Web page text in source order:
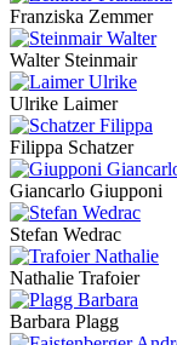
Franziska Zemmer
Walter Steinmair
Ulrike Laimer
Filippa Schatzer
Giancarlo Giupponi
Stefan Wedrac
Nathalie Trafoier
Barbara Plagg